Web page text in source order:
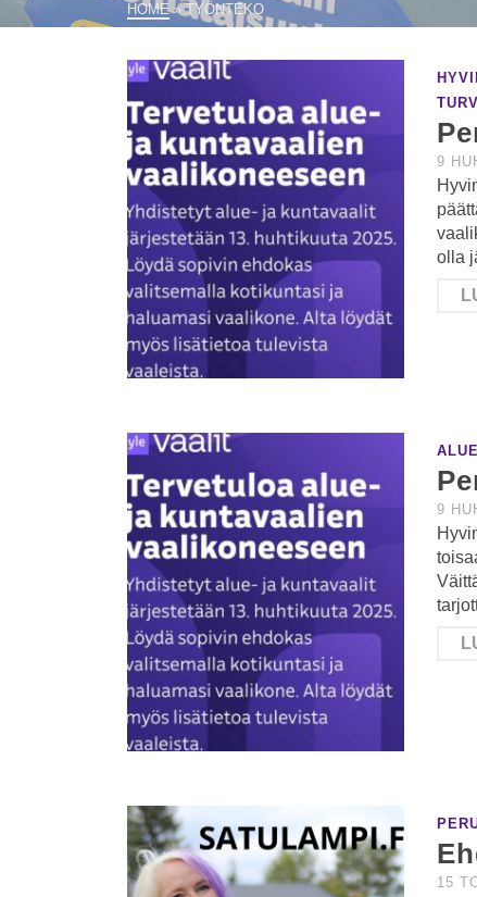
HOME » TYÖNTEKO
9
olla
9
15